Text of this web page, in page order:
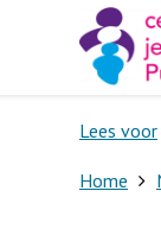
Lees voor
Home